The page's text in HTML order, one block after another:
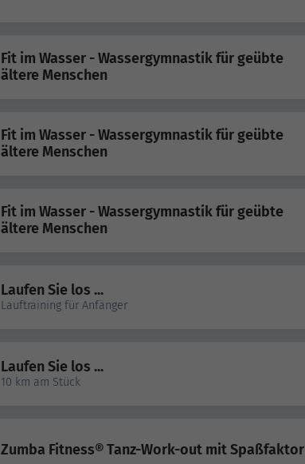
Fit im Wasser - Wassergymnastik für geübte
ältere Menschen
Fit im Wasser - Wassergymnastik für geübte
ältere Menschen
Fit im Wasser - Wassergymnastik für geübte
ältere Menschen
Laufen Sie los ...
Lauftraining für Anfänger
Laufen Sie los ...
10 km am Stück
Zumba Fitness® Tanz-Work-out mit Spaßfaktor